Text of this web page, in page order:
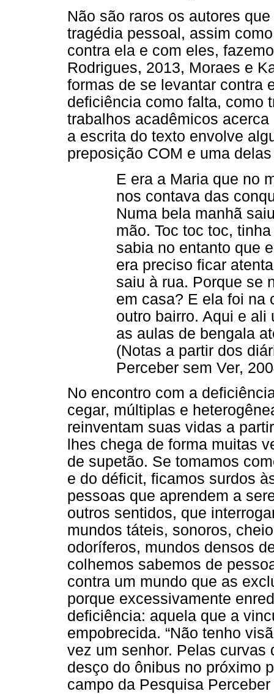
Não são raros os autores
tragédia pessoal, assim
contra ela e com eles,
Rodrigues, 2013, Moraes e
formas de se levantar contra
deficiência como falta, como
trabalhos acadêmicos
a escrita do texto envolve
preposição COM e uma
E era a Maria que no
nos contava das
Numa bela manhã
mão. Toc toc toc,
sabia no entanto que
era preciso ficar
saiu à rua. Porque se
em casa? E ela foi na
outro bairro. Aqui e ali
as aulas de bengala
(Notas a partir dos
Perceber sem Ver,
No encontro com a
cegar, múltiplas e
reinventam suas vidas a
lhes chega de forma muitas
de supetão. Se tomamos
e do déficit, ficamos surdos
pessoas que aprendem a
outros sentidos, que
mundos táteis, sonoros,
odoríferos, mundos densos
colhemos sabemos de
contra um mundo que as
porque excessivamente
deficiência: aquela que a
empobrecida. “Não tenho
vez um senhor. Pelas curvas
desço do ônibus no próximo
campo da Pesquisa